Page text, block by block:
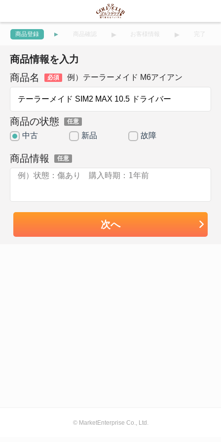
商品登録 商品確認 お客様情報 完了
商品情報を入力
商品名
必須 例）テーラーメイド M6アイアン
商品の状態 任意
中古 新品 故障
商品情報 任意
次へ
© MarketEnterprise Co., Ltd.